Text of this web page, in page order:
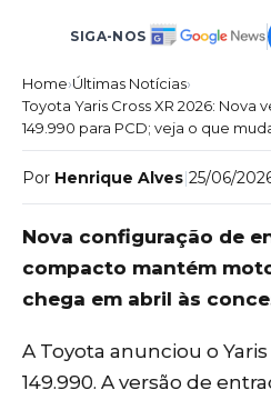
SIGA-NOS
Home›Últimas Notícias›
Toyota Yaris Cross XR 2026: Nova
149.990 para PCD; veja o que
Por Henrique Alves|25/06/
Nova configuração de
compacto mantém
chega em abril às
A Toyota anunciou o Yaris
149.990. A versão de